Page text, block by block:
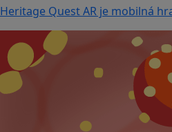
Heritage Quest AR je mobilná